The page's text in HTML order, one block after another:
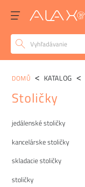
Kategórie
jedálenské stoličky
kancelárske stoličky
skladacie stoličky
stoličky
DOMŮ KATALOG
Stoličky